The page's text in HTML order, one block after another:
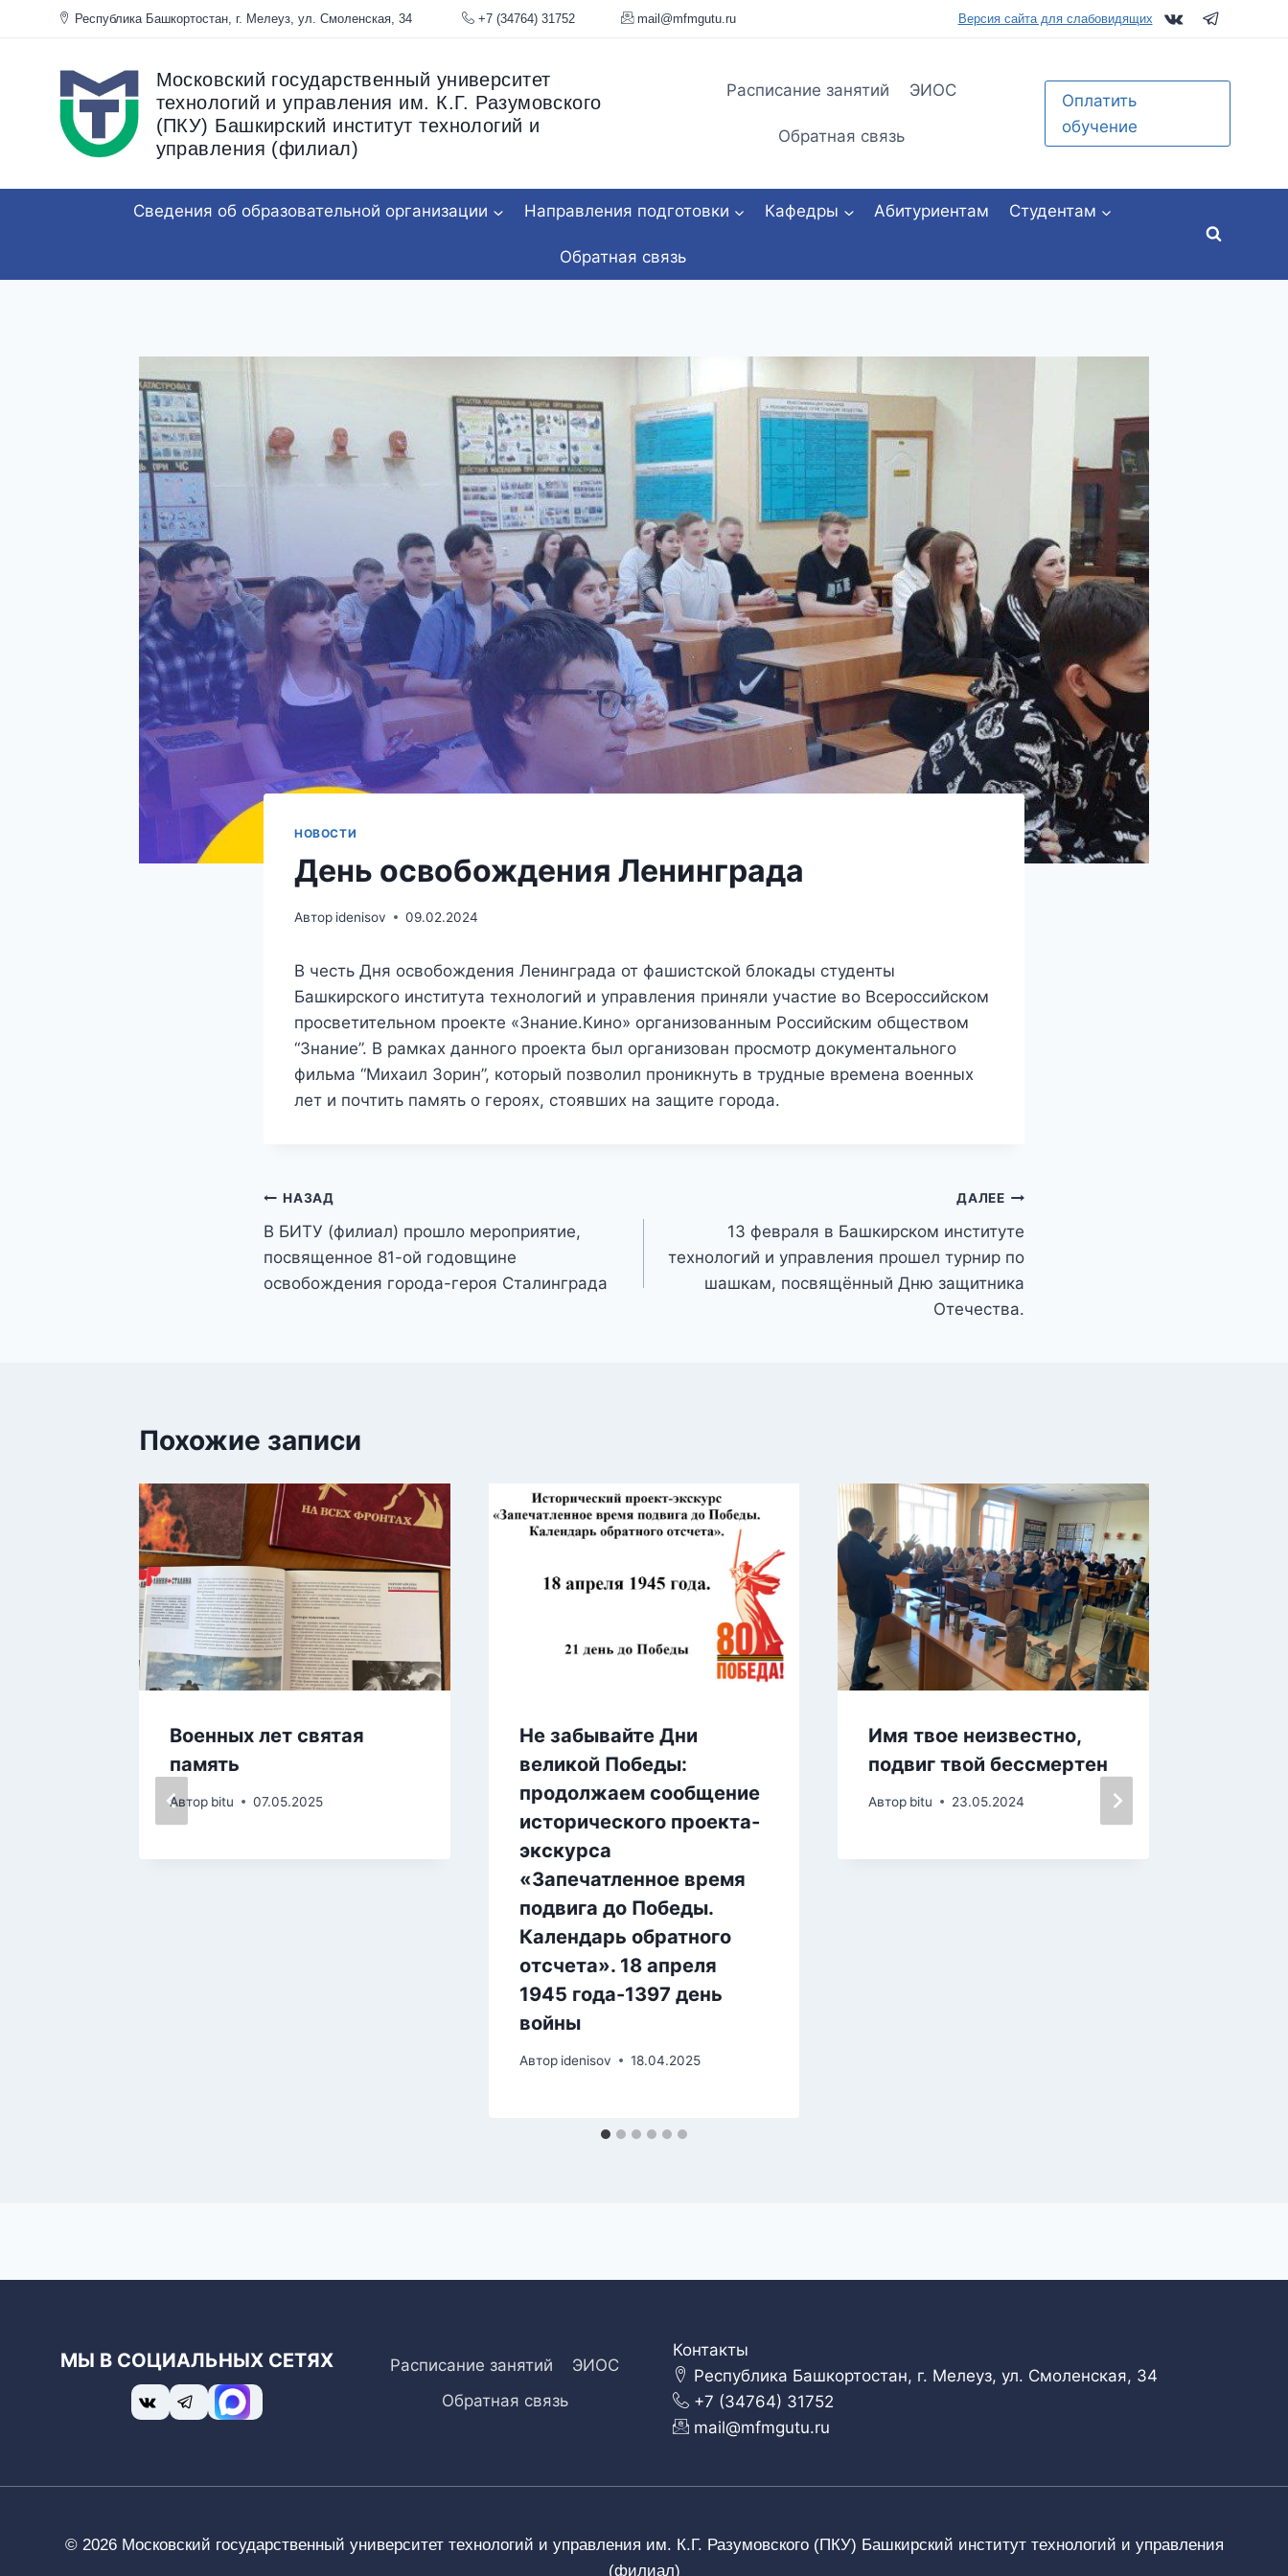
Перейти
Республика Башкортостан, г. Мелеуз, ул. Смоленская, 34 +7 (34764) 31752 mail@mfmgutu.ru Версия сайта для слабовидящих
Московский государственный университет
технологий и управления им. К.Г. Разумовского
(ПКУ) Башкирский институт технологий и
управления (филиал)
Расписание занятий ЭИОС
Обратная связь
Оплатить
обучение
Сведения об образовательной организации Направления подготовки Кафедры Абитуриентам Студентам
Обратная связь
НОВОСТИ
День освобождения Ленинграда
Автор idenisov 09.02.2024
В честь Дня освобождения Ленинграда от фашистской блокады студенты
Башкирского института технологий и управления приняли участие во Всероссийском
просветительном проекте «Знание.Кино» организованным Российским обществом
“Знание”. В рамках данного проекта был организован просмотр документального
фильма “Михаил Зорин”, который позволил проникнуть в трудные времена военных
лет и почтить память о героях, стоявших на защите города.
Навигация
по
записям
НАЗАД
В БИТУ (филиал) прошло мероприятие,
посвященное 81-ой годовщине
освобождения города-героя Сталинграда
ДАЛЕЕ
13 февраля в Башкирском институте
технологий и управления прошел турнир по
шашкам, посвящённый Дню защитника
Отечества.
Похожие записи
Военных лет святая
память
Автор bitu 07.05.2025
Не забывайте Дни
великой Победы:
продолжаем сообщение
исторического проекта-
экскурса
«Запечатленное время
подвига до Победы.
Календарь обратного
отсчета». 18 апреля
1945 года-1397 день
войны
Автор idenisov 18.04.2025
Имя твое неизвестно,
подвиг твой бессмертен
Автор bitu 23.05.2024
МЫ В СОЦИАЛЬНЫХ СЕТЯХ Расписание занятий
ЭИОС
Обратная связь
Контакты
Республика Башкортостан, г. Мелеуз, ул. Смоленская, 34
+7 (34764) 31752
mail@mfmgutu.ru
© 2026 Московский государственный университет технологий и управления им. К.Г. Разумовского (ПКУ) Башкирский институт технологий и управления
(филиал)